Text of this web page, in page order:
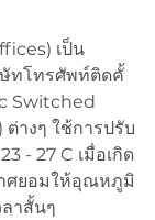
เป็น
ทโทรศัพท์ติดคั้
Switched
างๆ ใช้การปรับ
- 27 C เมื่อเกิด
ศยอมให้อุณหภูมิ
ลาสั้นๆ